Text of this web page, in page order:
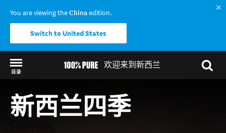
You are viewing theChinaedition.
Switch to United States
欢迎来到新西兰
目录
Back to my results
新西兰四季